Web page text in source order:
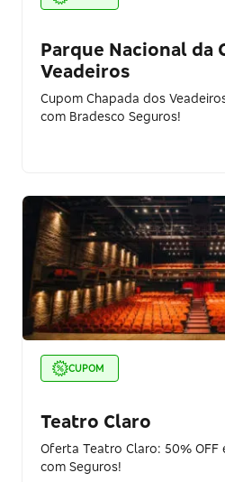
Parque Nacional da
Veadeiros
Cupom Chapada dos
com Bradesco Seguros!
CUPOM
Teatro Claro
Oferta Teatro Claro: 50%
com Seguros!